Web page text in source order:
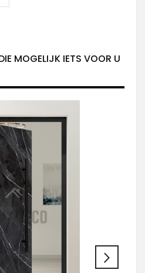
MOGELIJK IETS VOOR U